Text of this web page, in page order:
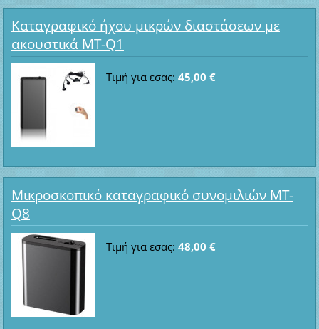
Καταγραφικό ήχου μικρών διαστάσεων με
ακουστικά MT-Q1
Τιμή για εσας: 45,00 €
Μικροσκοπικό καταγραφικό συνομιλιών MT-
Q8
Τιμή για εσας: 48,00 €